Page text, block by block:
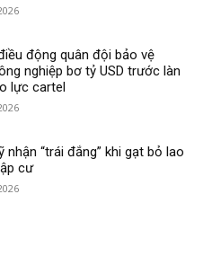
động quân đội bảo vệ
nghiệp bơ tỷ USD trước làn
lực cartel
nhận “trái đắng” khi gạt bỏ lao
cư